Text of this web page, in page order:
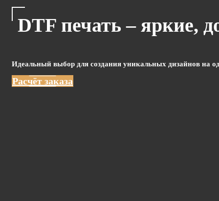
DTF печать – яркие,
Идеальный выбор для создания уникальных дизайнов на
Расчёт заказа